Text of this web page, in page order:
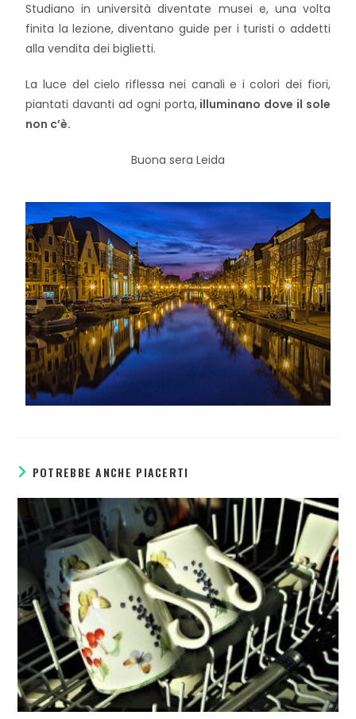
Studiano in università diventate musei e, una volta
finita la lezione, diventano guide per i turisti o addetti
alla vendita dei biglietti.
La luce del cielo riflessa nei canali e i colori dei fiori,
piantati davanti ad ogni porta,illuminano dove il sole
non c’è.
Buona sera Leida
POTREBBE ANCHE PIACERTI